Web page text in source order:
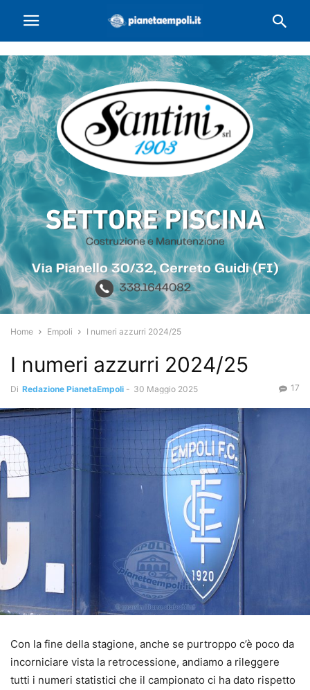
Home Empoli I numeri azzurri 2024/25
I numeri azzurri 2024/25
Di Redazione PianetaEmpoli - 30 Maggio 2025 17
Con la fine della stagione, anche se purtroppo c’è poco da
incorniciare vista la retrocessione, andiamo a rileggere
tutti i numeri statistici che il campionato ci ha dato rispetto